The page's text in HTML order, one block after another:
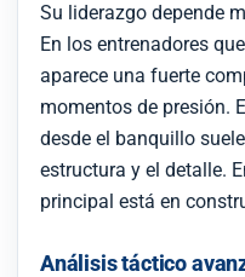
Su liderazgo depende
En los entrenadores
aparece una fuerte
momentos de presión.
desde el banquillo
estructura y el detalle.
principal está en
Análisis táctico